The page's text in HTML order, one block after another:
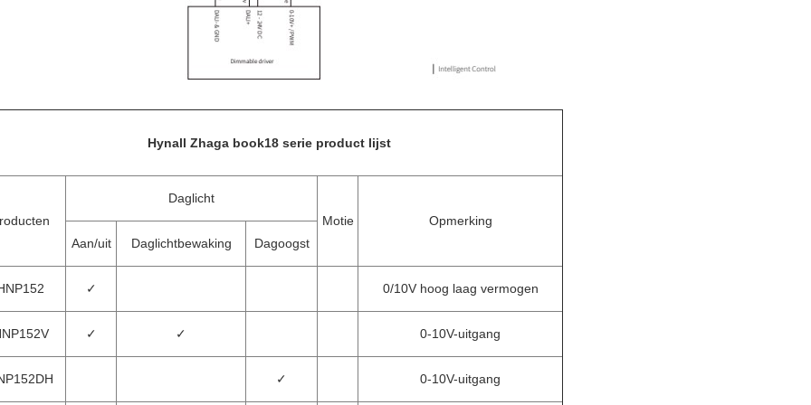
Hynall Zhaga book18 serie product lijst
Daglicht
Motie
Opmerking
Aan/uit
Daglichtbewaking Dagoogst
✓ 0/10V hoog laag vermogen
✓ ✓ 0-10V-uitgang
✓ 0-10V-uitgang